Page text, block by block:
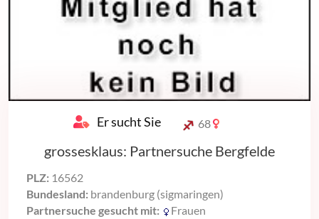
Er sucht Sie 68
grossesklaus: Partnersuche Bergfelde
PLZ: 16562
Bundesland: brandenburg (sigmaringen)
Partnersuche gesucht mit:
Frauen